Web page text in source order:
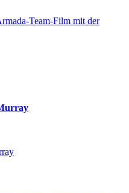
Team-Film mit der